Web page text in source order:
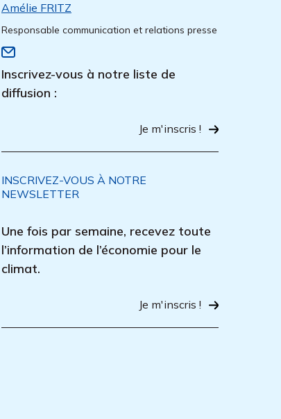
Amélie FRITZ
Responsable communication et relations presse
Inscrivez-vous à notre liste de
diffusion :
Je m'inscris !
INSCRIVEZ-VOUS À NOTRE
NEWSLETTER
Une fois par semaine, recevez toute
l’information de l’économie pour le
climat.
Je m'inscris !